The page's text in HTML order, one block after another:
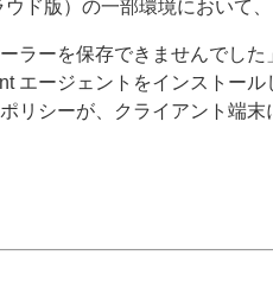
ド版）の一部環境において
ラーを保存できませんでし
エージェントをインストー
リシーが、クライアント端末